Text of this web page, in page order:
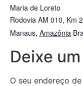
Maria de Loreto
Rodovia AM 010, Km
Manaus, Amazônia
Deixe
O seu endereço